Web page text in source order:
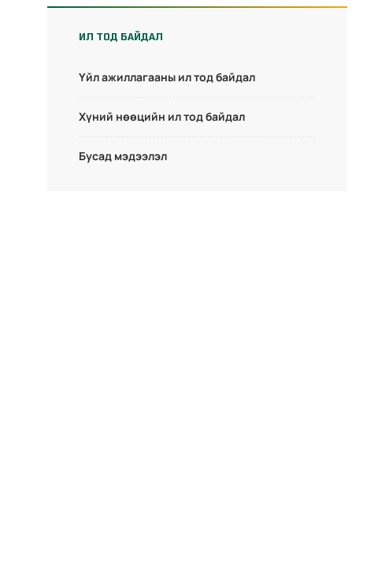
ИЛ ТОД БАЙДАЛ
Үйл ажиллагааны ил тод байдал
Хүний нөөцийн ил тод байдал
Бусад мэдээлэл